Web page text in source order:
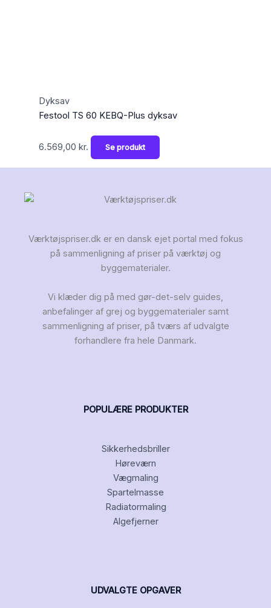
Dyksav
Festool TS 60 KEBQ-Plus dyksav
6.569,00 kr. Se produkt
Værktøjspriser.dk er en dansk ejet portal med fokus
på sammenligning af priser på værktøj og
byggematerialer.
Vi klæder dig på med gør-det-selv guides,
anbefalinger af grej og byggematerialer samt
sammenligning af priser, på tværs af udvalgte
forhandlere fra hele Danmark.
POPULÆRE PRODUKTER
Sikkerhedsbriller
Høreværn
Vægmaling
Spartelmasse
Radiatormaling
Algefjerner
UDVALGTE OPGAVER